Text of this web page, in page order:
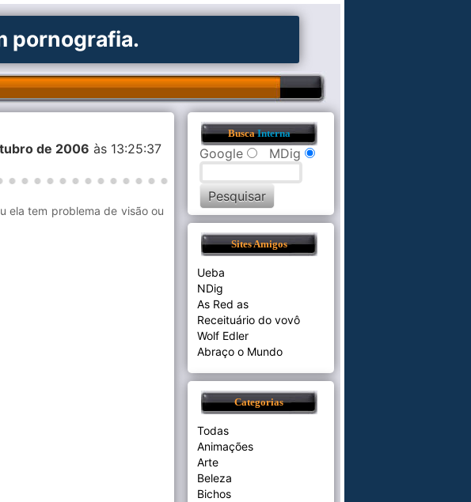
pornografia.
de 2006 às 13:25:37
ela tem problema de visão ou
BuscaInterna
Google MDig
Sites Amigos
Ueba
NDig
As Red as
Receituário do vovô
Wolf Edler
Abraço o Mundo
Categorias
Todas
Animações
Arte
Beleza
Bichos